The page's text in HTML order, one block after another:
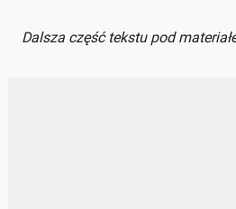
Dalsza część tekstu pod